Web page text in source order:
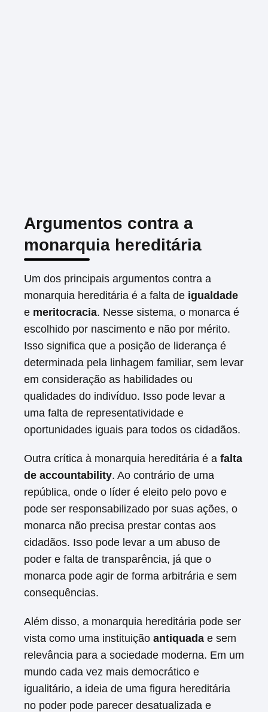
Argumentos contra a
monarquia hereditária
Um dos principais argumentos contra a
monarquia hereditária é a falta de igualdade
e meritocracia. Nesse sistema, o monarca é
escolhido por nascimento e não por mérito.
Isso significa que a posição de liderança é
determinada pela linhagem familiar, sem levar
em consideração as habilidades ou
qualidades do indivíduo. Isso pode levar a
uma falta de representatividade e
oportunidades iguais para todos os cidadãos.
Outra crítica à monarquia hereditária é a falta
de accountability. Ao contrário de uma
república, onde o líder é eleito pelo povo e
pode ser responsabilizado por suas ações, o
monarca não precisa prestar contas aos
cidadãos. Isso pode levar a um abuso de
poder e falta de transparência, já que o
monarca pode agir de forma arbitrária e sem
consequências.
Além disso, a monarquia hereditária pode ser
vista como uma instituição antiquada e sem
relevância para a sociedade moderna. Em um
mundo cada vez mais democrático e
igualitário, a ideia de uma figura hereditária
no poder pode parecer desatualizada e